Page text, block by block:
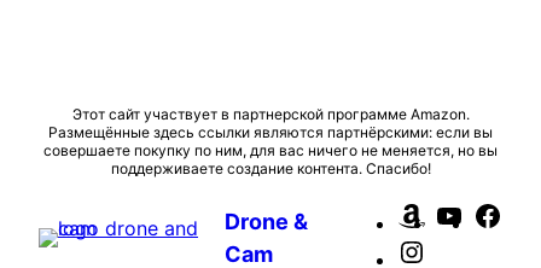
Перейти
содержимому
Этот сайт участвует в партнерской программе Amazon.
Размещённые здесь ссылки являются партнёрскими: если вы
совершаете покупку по ним, для вас ничего не меняется, но вы
поддерживаете создание контента. Спасибо!
Drone &
Cam
AmazonYouTube